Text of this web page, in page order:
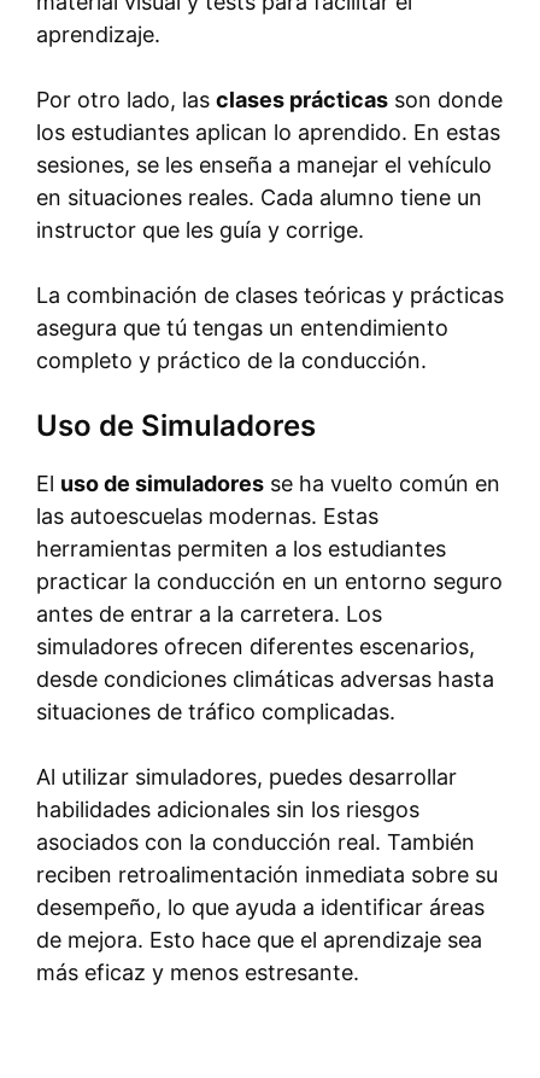
aprendizaje.
Por otro lado, las clases prácticas son donde
los estudiantes aplican lo aprendido. En estas
sesiones, se les enseña a manejar el vehículo
en situaciones reales. Cada alumno tiene un
instructor que les guía y corrige.
La combinación de clases teóricas y prácticas
asegura que tú tengas un entendimiento
completo y práctico de la conducción.
Uso de Simuladores
El uso de simuladores se ha vuelto común en
las autoescuelas modernas. Estas
herramientas permiten a los estudiantes
practicar la conducción en un entorno seguro
antes de entrar a la carretera. Los
simuladores ofrecen diferentes escenarios,
desde condiciones climáticas adversas hasta
situaciones de tráfico complicadas.
Al utilizar simuladores, puedes desarrollar
habilidades adicionales sin los riesgos
asociados con la conducción real. También
reciben retroalimentación inmediata sobre su
desempeño, lo que ayuda a identificar áreas
de mejora. Esto hace que el aprendizaje sea
más eficaz y menos estresante.